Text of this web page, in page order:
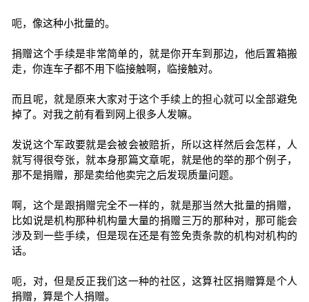
呃，像这种小批量的。
捐赠这个手续是非常简单的，就是你开车到那边，他后置箱搬
走，你连车子都不用下临接触啊，临接触对。
而且呢，就是原来大家对于这个手续上的担心就可以全部避免
掉了。对我之前有看到网上很多人发嘛。
发说这个军政要就是会被会被赔折，所以这样然后会怎样，人
就写得很夸张，就本身那篇文章呢，就是他的举的那个例子，
那不是捐赠，那是卖给他卖完之后发现质量问题。
啊，这个是跟捐赠完全不一样的，就是那当然大批量的捐赠，
比如说是机构那种机构量大量的捐赠三万的那种对，那可能会
涉及到一些手续，但是现在还是有签免责条款的机构对机构的
话。
呃，对，但是反正我们这一种的社区，这算社区捐赠算是个人
捐赠，算是个人捐赠。